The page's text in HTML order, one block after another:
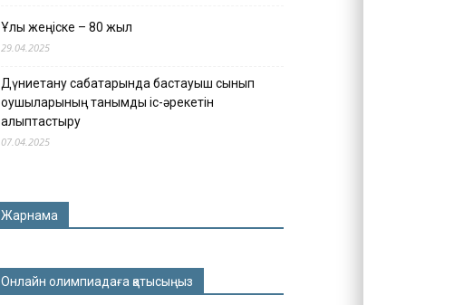
Ұлы жеңіске – 80 жыл
29.04.2025
Дүниетану сабақтарында бастауыш сынып
оқушыларының танымдық іс-әрекетін
қалыптастыру
07.04.2025
Жарнама
Онлайн олимпиадаға қатысыңыз